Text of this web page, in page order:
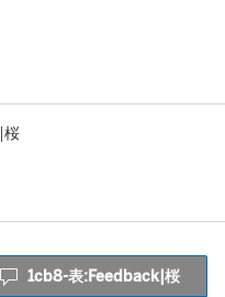
|桜
1cb8-表:Feedback|桜